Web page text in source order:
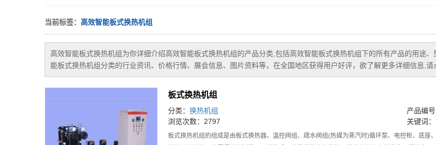
当前标签： 高效智能板式换热机组
高效智能板式换热机组为你详细介绍高效智能板式换热机组的产品分类,包括高效智能板式换热机组下的所有产品的用途
能板式换热机组分类的行业资讯、价格行情、展会信息、图片资料等，在全国地区获得用户好评，欲了解更多详细信息,请
板式换热机组
分类： 换热机组
产品编
浏览次数：2797
关键词：
板式换热机组的组成是由板式换热器、温控阀组、疏水阀组(热媒为蒸汽时)循环泵、电控柜、底